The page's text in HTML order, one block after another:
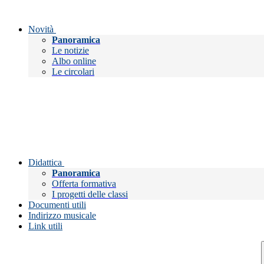
Novità
Panoramica
Le notizie
Albo online
Le circolari
Didattica
Panoramica
Offerta formativa
I progetti delle classi
Documenti utili
Indirizzo musicale
Link utili